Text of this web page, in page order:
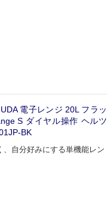
電子レンジ 20L フラッ
S ダイヤル操作 ヘルツ
BK
、自分好みにする単機能レン